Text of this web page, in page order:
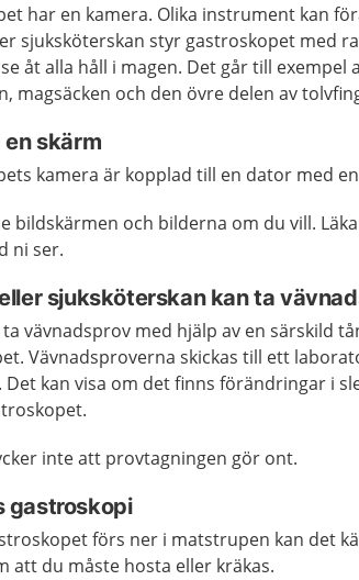
har en kamera. Olika instrument kan
sjuksköterskan styr gastroskopet med
åt alla håll i magen. Det går till
magsäcken och den övre delen av
en skärm
kamera är kopplad till en dator med
bildskärmen och bilderna om du vill.
ni ser.
sjuksköterskan kan ta
vävnadsprov med hjälp av en särskild
Vävnadsproverna skickas till ett
Det kan visa om det finns förändringar i
inte att provtagningen gör ont.
gastroskopi
förs ner i matstrupen kan det
att du måste hosta eller kräkas.